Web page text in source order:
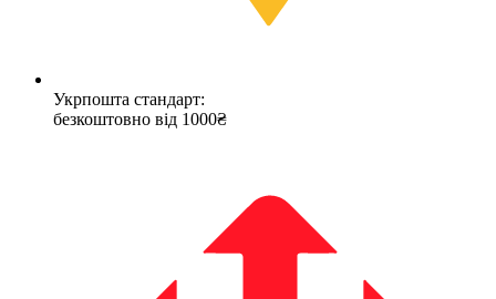
Укрпошта стандарт:
безкоштовно від 1000₴